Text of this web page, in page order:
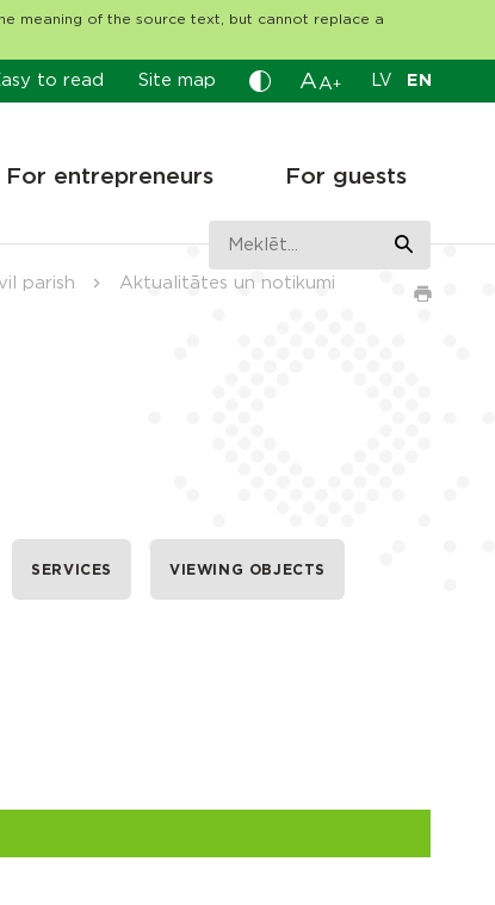
meaning of the source text, but cannot replace a
to read Site map A A+ LV EN
For entrepreneurs For guests
parish Aktualitātes un notikumi
SERVICES VIEWING OBJECTS